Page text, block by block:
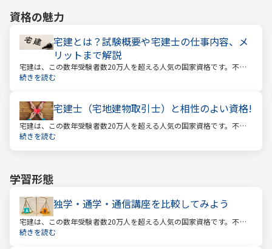
資格の魅力
宅建とは？試験概要や宅建士の仕事内容、メ
リットまで解説
宅建は、この数年受験者数20万人を超える人気の国家資格です。不動
産業に携わる人をはじめ、他業種、学生、主婦まで、さまざまな方が
続きを読む
宅建士（宅地建物取引士）と相性のよい資格!
宅建は、この数年受験者数20万人を超える人気の国家資格です。不動
産業に携わる人をはじめ、他業種、学生、主婦まで、さまざまな方が
続きを読む
学習形態
独学・通学・通信講座を比較してみよう
宅建は、この数年受験者数20万人を超える人気の国家資格です。不動
産業に携わる人をはじめ、他業種、学生、主婦まで、さまざまな方が
続きを読む